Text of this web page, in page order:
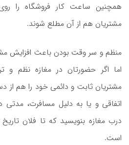
همچنین ساعت کار فروشگاه را
مشتریان هم از آن مطلع شوند.
منظم و سر وقت بودن باعث افزایش
اما اگر حضورتان در مغازه نظم و
مشتریان ثابت و دائمی خود را هم
اتفاقی و یا به دلیل مسافرت، مدتی
درب مغازه بنویسید که تا فلان
است.